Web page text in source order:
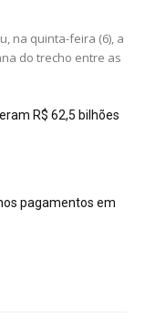
na quinta-feira (6), a
do trecho entre as
R$ 62,5 bilhões
pagamentos em